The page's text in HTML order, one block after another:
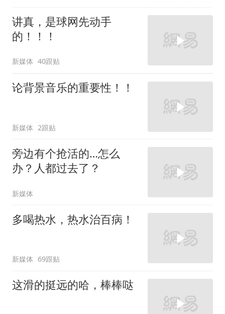
讲真，是球网先动手
的！！！
新媒体 40跟贴
论背景音乐的重要性！！
新媒体 2跟贴
旁边有个抢活的…怎么
办？人都过去了？
新媒体
多喝热水，热水治百病！
新媒体 69跟贴
这滑的挺远的哈，棒棒哒